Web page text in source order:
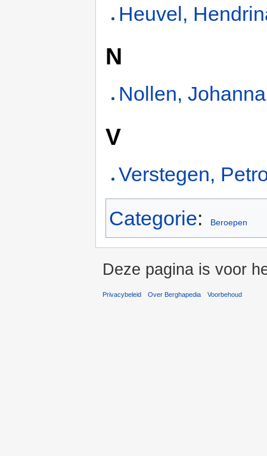
Heuvel,
N
Nollen,
V
Verstegen,
Categorie: Beroepen
Deze pagina is voor
Privacybeleid Over Berghapedia Voorbehoud